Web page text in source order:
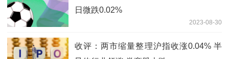
日微跌0.02%
2023-08-30
收评：两市缩量整理沪指收涨0.04% 半